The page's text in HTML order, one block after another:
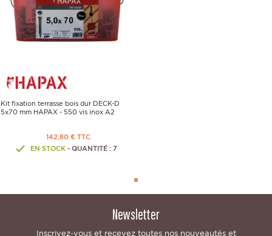
Kit fixation terrasse bois dur DECK-D
5x70 mm HAPAX - 550 vis inox A2
142,80 € TTC
EN STOCK - QUANTITÉ : 7
Newsletter
Inscrivez-vous et recevez toutes nos nouveautés et